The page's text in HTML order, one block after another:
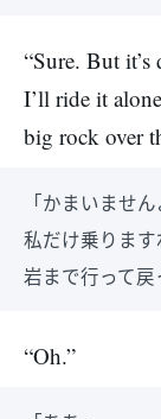
“Sure. But
I’ll ride it
big rock over
「かまいませ
私だけ乗りま
岩まで行って戻
“Oh.”